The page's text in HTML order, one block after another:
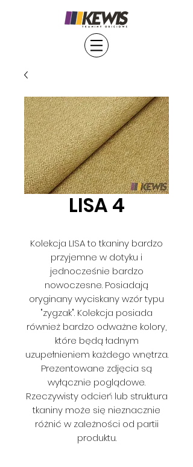
LISA 4
Kolekcja LISA to tkaniny bardzo
przyjemne w dotyku i
jednocześnie bardzo
nowoczesne. Posiadają
oryginany wyciskany wzór typu
"zygzak". Kolekcja posiada
również bardzo odważne kolory,
które będą ładnym
uzupełnieniem każdego wnętrza.
Prezentowane zdjęcia są
wyłącznie poglądowe.
Rzeczywisty odcień lub struktura
tkaniny może się nieznacznie
różnić w zależności od partii
produktu.